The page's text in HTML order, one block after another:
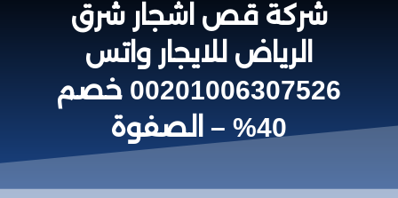
شركة قص اشجار شرق
الرياض للايجار واتس
00201006307526 خصم
40% – الصفوة